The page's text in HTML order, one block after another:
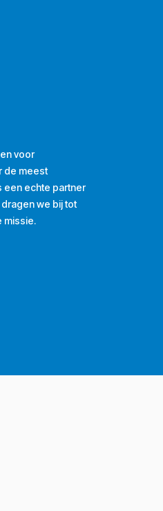
voor
de meest
een echte partner
we bij tot
missie.